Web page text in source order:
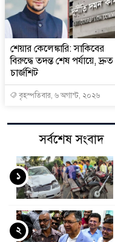
শেয়ার কেলেঙ্কারি: সাকিবের
বিরুদ্ধে তদন্ত শেষ পর্যায়ে, দ্রুত
চার্জশিট
বৃহস্পতিবার, ৬ অগাস্ট, ২০২৬
সর্বশেষ সংবাদ
১
২